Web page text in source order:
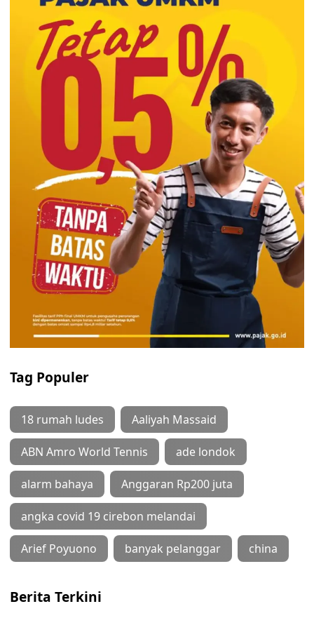
Tag Populer
18 rumah ludes Aaliyah Massaid
ABN Amro World Tennis ade londok
alarm bahaya Anggaran Rp200 juta
angka covid 19 cirebon melandai
Arief Poyuono banyak pelanggar china
Berita Terkini